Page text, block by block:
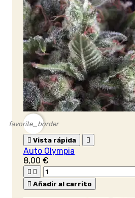
favorite_border
 Vista rápida 
Auto Olympia
8,00 €
 
 Añadir al carrito